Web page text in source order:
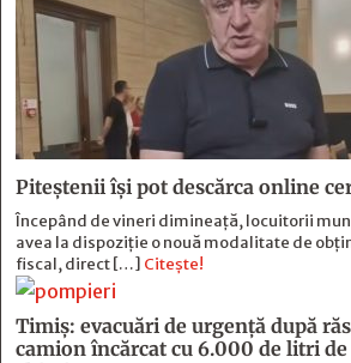
Piteștenii își pot descărca online
Începând de vineri dimineață, locuitorii
avea la dispoziție o nouă modalitate de
fiscal, direct […] Citește!
Timiș: evacuări de urgență după
camion încărcat cu 6.000 de litri